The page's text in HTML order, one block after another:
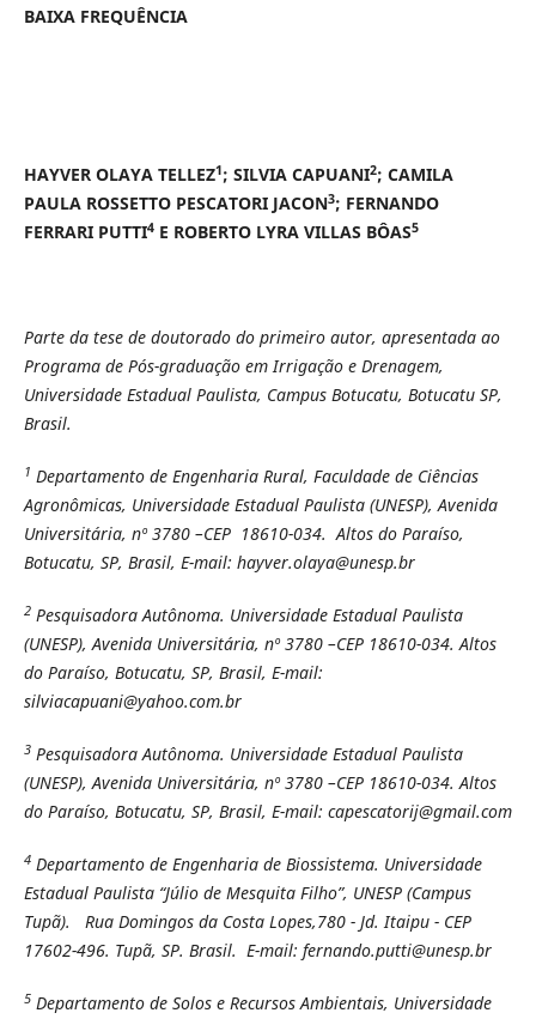
BAIXA FREQUÊNCIA
HAYVER OLAYA TELLEZ1; SILVIA CAPUANI2; CAMILA
PAULA ROSSETTO PESCATORI JACON3; FERNANDO
FERRARI PUTTI4E ROBERTO LYRA VILLAS BÔAS5
Parte da tese de doutorado do primeiro autor, apresentada ao
Programa de Pós-graduação em Irrigação e Drenagem,
Universidade Estadual Paulista, Campus Botucatu, Botucatu SP,
Brasil.
1 Departamento de Engenharia Rural, Faculdade de Ciências
Agronômicas, Universidade Estadual Paulista (UNESP), Avenida
Universitária, nº 3780 –CEP 18610-034. Altos do Paraíso,
Botucatu, SP, Brasil, E-mail: hayver.olaya@unesp.br
2Pesquisadora Autônoma. Universidade Estadual Paulista
(UNESP), Avenida Universitária, nº 3780 –CEP 18610-034. Altos
do Paraíso, Botucatu, SP, Brasil, E-mail:
silviacapuani@yahoo.com.br
3Pesquisadora Autônoma. Universidade Estadual Paulista
(UNESP), Avenida Universitária, nº 3780 –CEP 18610-034. Altos
do Paraíso, Botucatu, SP, Brasil, E-mail: capescatorij@gmail.com
4Departamento de Engenharia de Biossistema. Universidade
Estadual Paulista “Júlio de Mesquita Filho”, UNESP (Campus
Tupã). Rua Domingos da Costa Lopes,780 - Jd. Itaipu - CEP
17602-496. Tupã, SP. Brasil. E-mail: fernando.putti@unesp.br
5Departamento de Solos e Recursos Ambientais, Universidade